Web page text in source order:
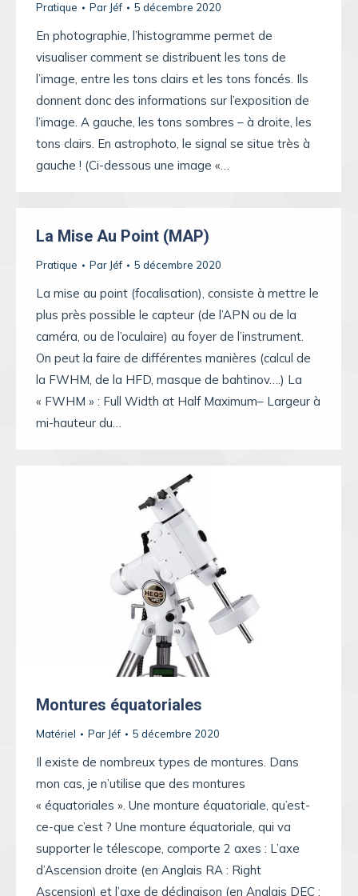
Pratique Par Jéf 5 décembre 2020
En photographie, l’histogramme permet de
visualiser comment se distribuent les tons de
l’image, entre les tons clairs et les tons foncés. Ils
donnent donc des informations sur l’exposition de
l’image. A gauche, les tons sombres – à droite, les
tons clairs. En astrophoto, le signal se situe très à
gauche ! (Ci-dessous une image «…
La Mise Au Point (MAP)
Pratique Par Jéf 5 décembre 2020
La mise au point (focalisation), consiste à mettre le
plus près possible le capteur (de l’APN ou de la
caméra, ou de l’oculaire) au foyer de l’instrument.
On peut la faire de différentes manières (calcul de
la FWHM, de la HFD, masque de bahtinov….) La
« FWHM » : Full Width at Half Maximum– Largeur à
mi-hauteur du…
Montures équatoriales
Matériel Par Jéf 5 décembre 2020
Il existe de nombreux types de montures. Dans
mon cas, je n’utilise que des montures
« équatoriales ». Une monture équatoriale, qu’est-
ce-que c’est ? Une monture équatoriale, qui va
supporter le télescope, comporte 2 axes : L’axe
d’Ascension droite (en Anglais RA : Right
Ascension) et l’axe de déclinaison (en Anglais DEC :